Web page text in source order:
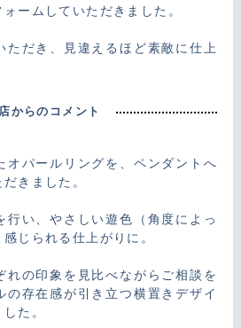
ームしていただきました。
ただき、見違えるほど素敵に仕上
からのコメント
オパールリングを、ペンダントへ
きました。
行い、やさしい遊色（角度によっ
じられる仕上がりに。
れの印象を見比べながらご相談を
の存在感が引き立つ横置きデザイ
た。